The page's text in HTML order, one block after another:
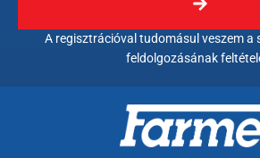
A regisztrációval tudomásul veszem a
feldolgozásának